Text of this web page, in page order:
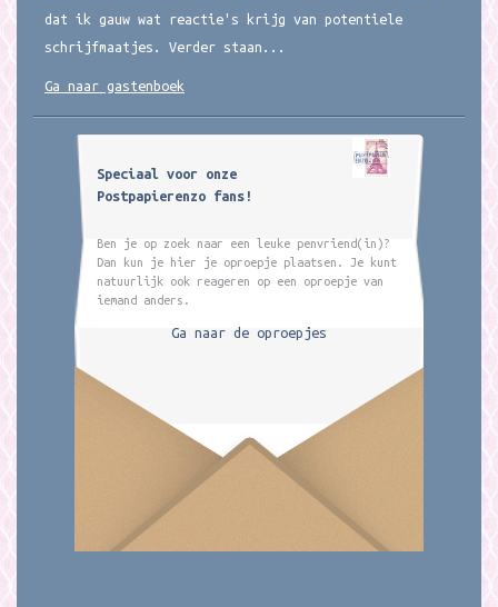
dat ik gauw wat reactie's krijg van potentiele
schrijfmaatjes. Verder staan...
Ga naar gastenboek
Speciaal voor onze
Postpapierenzo fans!
Ben je op zoek naar een leuke penvriend(in)?
Dan kun je hier je oproepje plaatsen. Je kunt
natuurlijk ook reageren op een oproepje van
iemand anders.
Ga naar de oproepjes